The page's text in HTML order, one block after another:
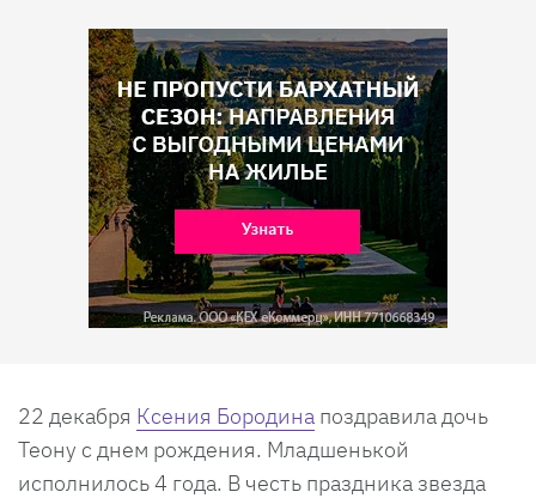
22 декабря Ксения Бородина поздравила дочь
Теону с днем рождения. Младшенькой
исполнилось 4 года. В честь праздника звезда